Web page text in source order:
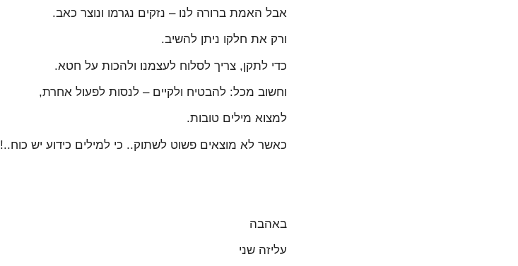
אבל האמת ברורה לנו – נזקים נגרמו ונוצר כאב.
ורק את חלקו ניתן להשיב.
כדי לתקן, צריך לסלוח לעצמנו ולהכות על חטא.
וחשוב מכל: להבטיח ולקיים – לנסות לפעול אחרת,
למצוא מילים טובות.
כאשר לא מוצאים פשוט לשתוק.. כי למילים כידוע יש כוח..!
באהבה
עליזה שני